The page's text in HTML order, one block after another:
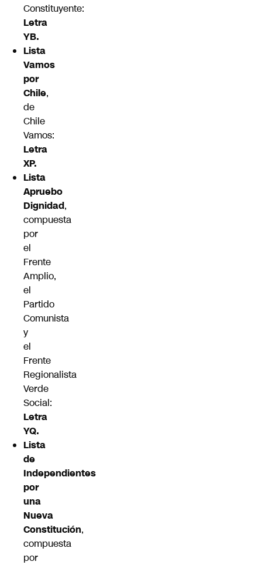
Constituyente:
Letra
YB.
Lista
Vamos
por
Chile,
de
Chile
Vamos:
Letra
XP.
Lista
Apruebo
Dignidad,
compuesta
por
el
Frente
Amplio,
el
Partido
Comunista
y
el
Frente
Regionalista
Verde
Social:
Letra
YQ.
Lista
de
Independientes
por
una
Nueva
Constitución,
compuesta
por